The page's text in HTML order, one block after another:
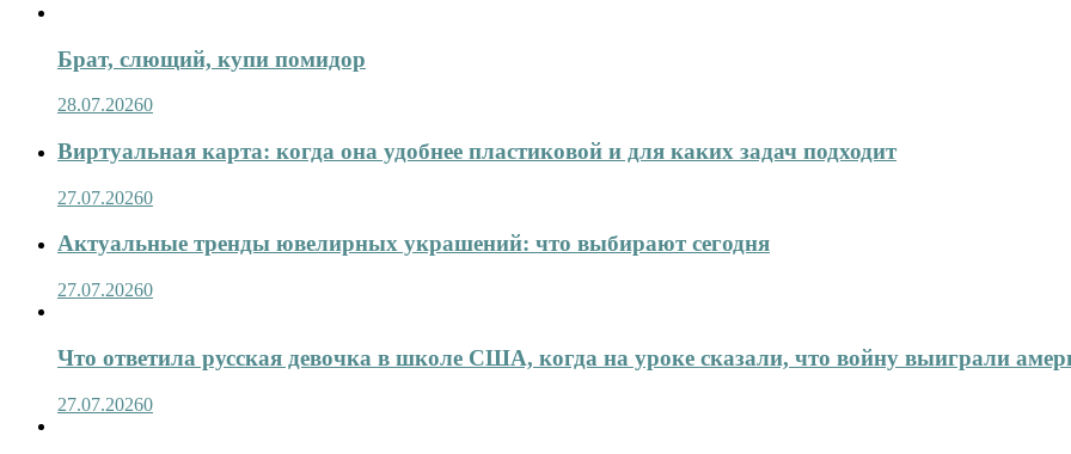
Брат, слющий, купи помидор
28.07.20260
Виртуальная карта: когда она удобнее пластиковой и для каких задач подходит
27.07.20260
Актуальные тренды ювелирных украшений: что выбирают сегодня
27.07.20260
Что ответила русская девочка в школе США, когда на уроке сказали, что войну выиграли
27.07.20260